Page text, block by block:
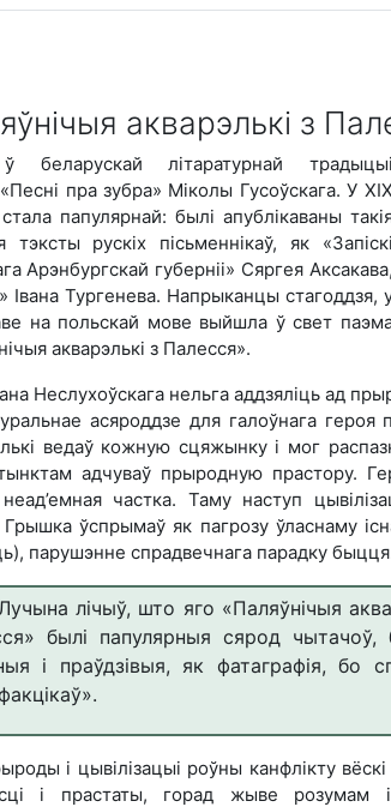
акварэлькі з
беларускай літаратурнай
пра зубра» Міколы Гусоўскага. У ХІХ
папулярнай: былі апублікаваны
тэксты рускіх пісьменнікаў, як «Запіскі
Арэнбургскай губерніі» Сяргея Аксакава,
Івана Тургенева. Напрыканцы стагоддзя,
на польскай мове выйшла ў свет
акварэлькі з Палесся».
Неслухоўскага нельга аддзяліць ад
асяроддзе для галоўнага героя
ведаў кожную сцяжынку і мог
адчуваў прыродную прастору.
частка. Таму наступ
Грышка ўспрымаў як пагрозу ўласнаму
парушэнне спрадвечнага парадку
лічыў, што яго «Паляўнічыя
былі папулярныя сярод чытачоў,
і праўдзівыя, як фатаграфія, бо
і цывілізацыі роўны канфлікту
і прастаты, горад жыве розумам